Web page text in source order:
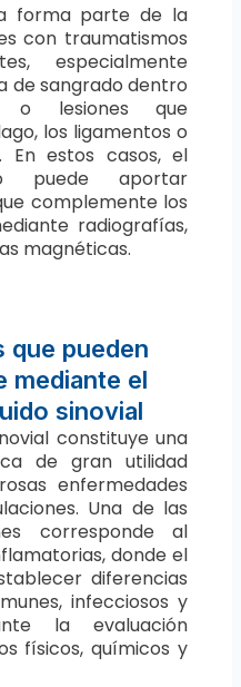
forma parte de la
con traumatismos
especialmente
de sangrado dentro
o lesiones que
los ligamentos o
En estos casos, el
puede aportar
complemente los
radiografías,
magnéticas.
que pueden
mediante el
sinovial
constituye una
de gran utilidad
enfermedades
Una de las
corresponde al
donde el
diferencias
infecciosos y
la evaluación
físicos, químicos y